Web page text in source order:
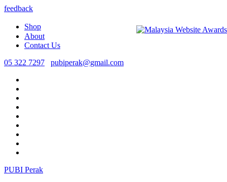
feedback
Shop
About
Contact Us
05 322 7297
pubiperak@gmail.com
PUBI Perak